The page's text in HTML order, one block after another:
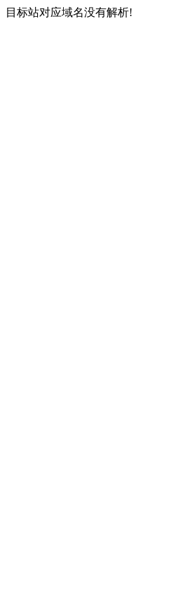
目标站对应域名没有解析!